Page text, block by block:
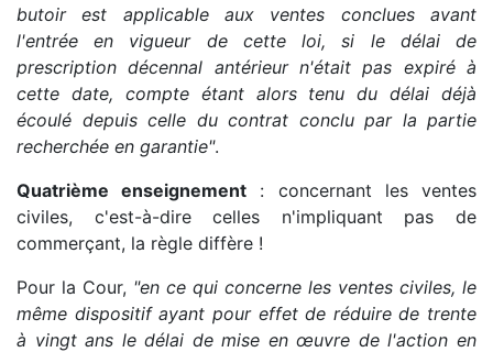
butoir est applicable aux ventes conclues avant
l'entrée en vigueur de cette loi, si le délai de
prescription décennal antérieur n'était pas expiré à
cette date, compte étant alors tenu du délai déjà
écoulé depuis celle du contrat conclu par la partie
recherchée en garantie".
Quatrième enseignement : concernant les ventes
civiles, c'est-à-dire celles n'impliquant pas de
commerçant, la règle diffère !
Pour la Cour, "en ce qui concerne les ventes civiles, le
même dispositif ayant pour effet de réduire de trente
à vingt ans le délai de mise en œuvre de l'action en